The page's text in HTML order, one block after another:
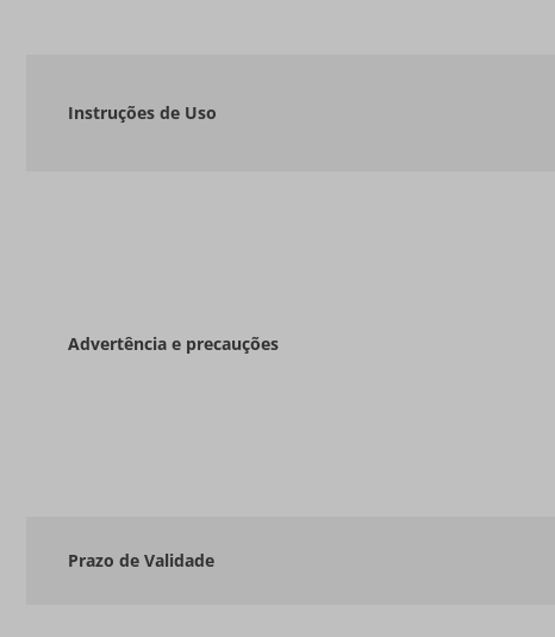
Instruções de Uso
Advertência e precauções
Prazo de Validade